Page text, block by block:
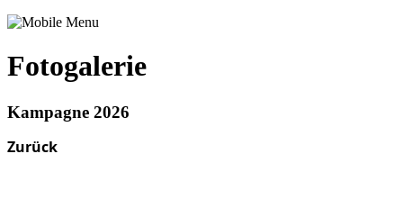
Fotogalerie
Kampagne 2026
Zurück